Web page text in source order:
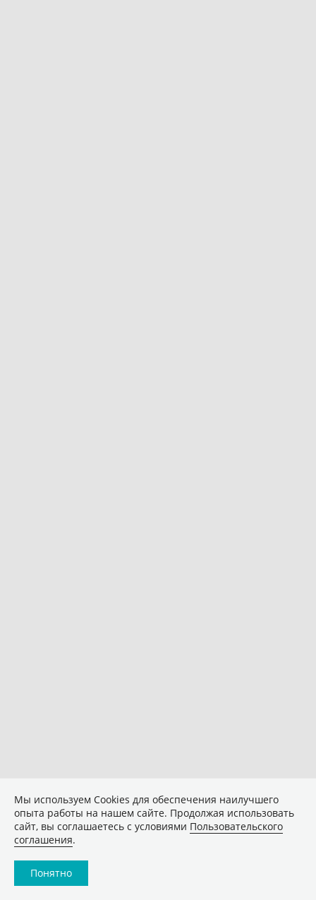
Мы используем Сookies для обеспечения наилучшего
опыта работы на нашем сайте. Продолжая использовать
сайт, вы соглашаетесь с условиями Пользовательского
соглашения.
Понятно